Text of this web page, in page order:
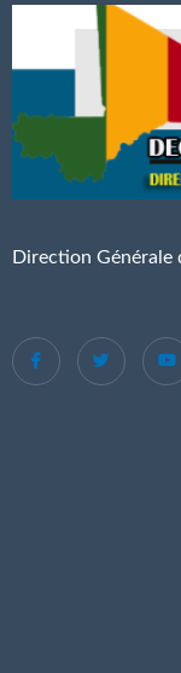
Direction Générale